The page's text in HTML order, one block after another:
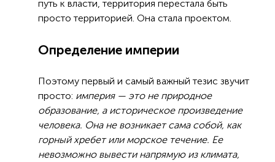
путь к власти, территория перестала быть
просто территорией. Она стала проектом.
Определение империи
Поэтому первый и самый важный тезис звучит
просто: империя — это не природное
образование, а историческое произведение
человека. Она не возникает сама собой, как
горный хребет или морское течение. Ее
невозможно вывести напрямую из климата,